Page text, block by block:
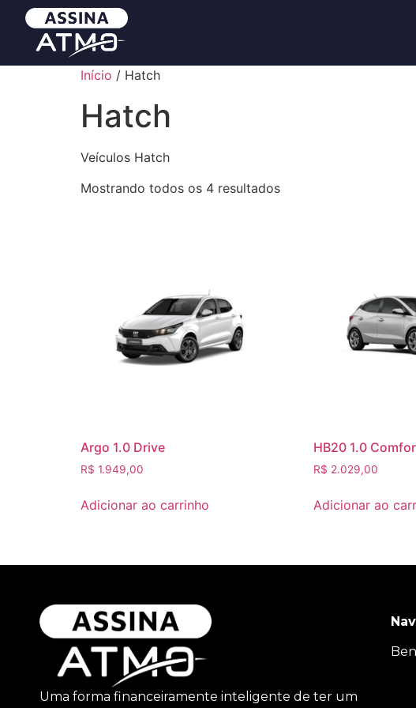
Início / Hatch
Hatch
Veículos Hatch
Mostrando todos os 4 resultados
Argo 1.0 Drive
R$ 1.949,00
Adicionar ao carrinho
HB20 1.0
R$ 2.029,00
Adicionar ao
Uma forma financeiramente inteligente de ter um